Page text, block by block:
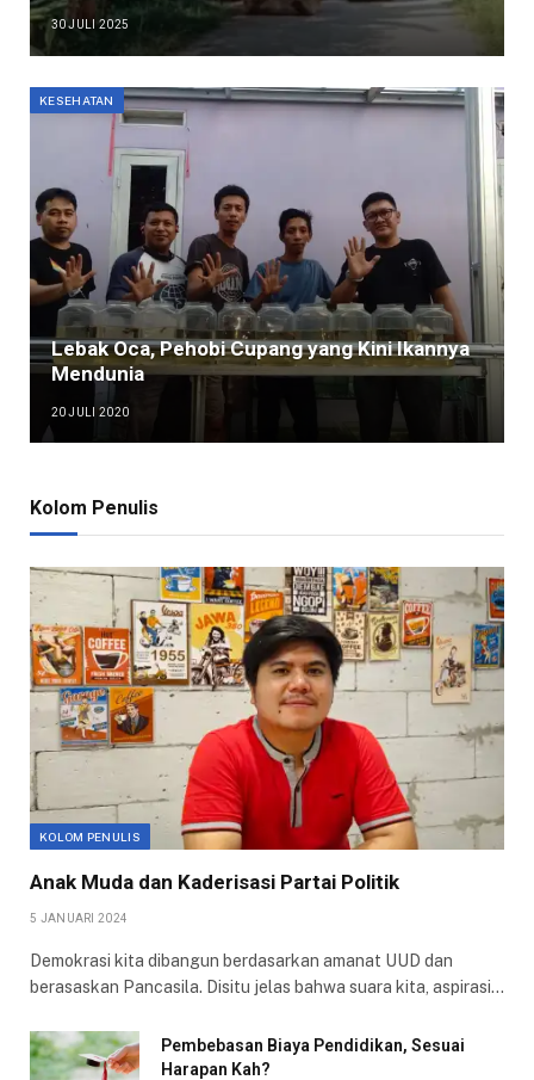
30 JULI 2025
KESEHATAN
Lebak Oca, Pehobi Cupang yang Kini Ikannya
Mendunia
20 JULI 2020
Kolom Penulis
KOLOM PENULIS
Anak Muda dan Kaderisasi Partai Politik
5 JANUARI 2024
Demokrasi kita dibangun berdasarkan amanat UUD dan
berasaskan Pancasila. Disitu jelas bahwa suara kita, aspirasi…
Pembebasan Biaya Pendidikan, Sesuai
Harapan Kah?